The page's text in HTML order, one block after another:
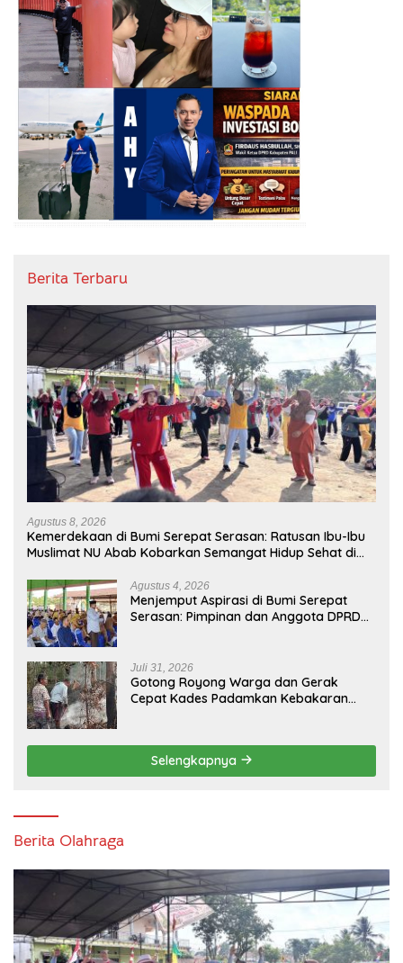
Berita Terbaru
Agustus 8, 2026
Kemerdekaan di Bumi Serepat Serasan: Ratusan Ibu-Ibu
Muslimat NU Abab Kobarkan Semangat Hidup Sehat di
Agustus 4, 2026
Menjemput Aspirasi di Bumi Serepat
Serasan: Pimpinan dan Anggota DPRD
2026
Juli 31, 2026
Gotong Royong Warga dan Gerak
Cepat Kades Padamkan Kebakaran
Selengkapnya
Berita Olahraga